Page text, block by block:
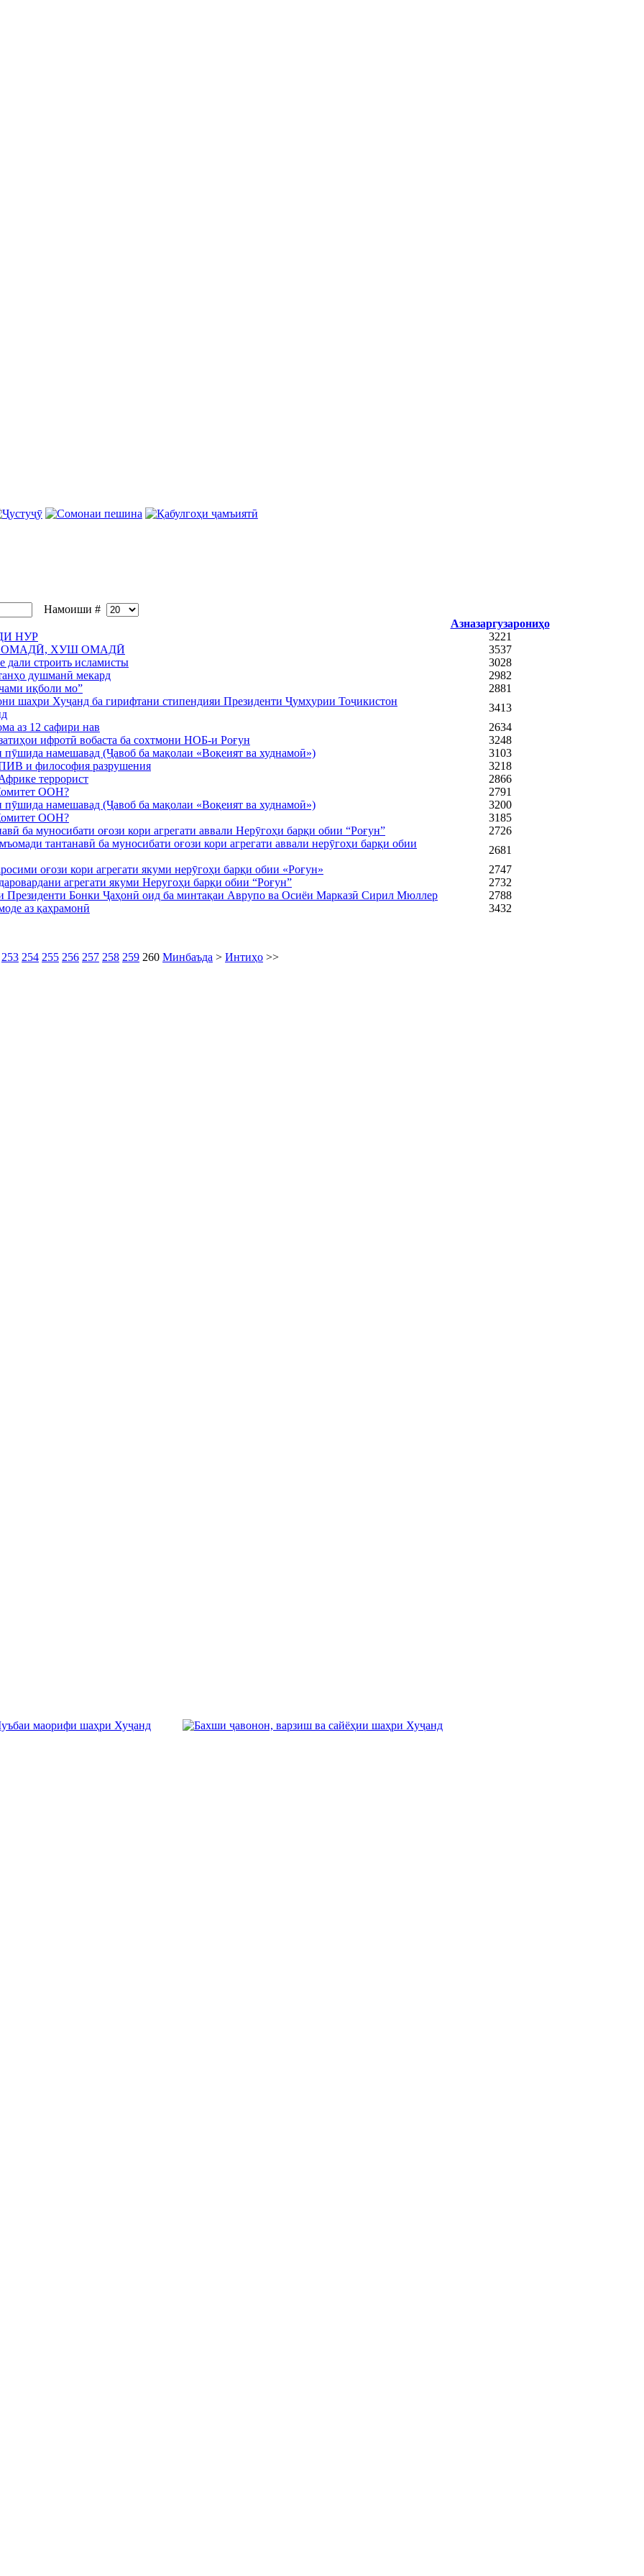
Намоиши #
Азназаргузарониҳо
НУР
3221
ХУШ ОМАДӢ
3537
строить исламисты
3028
душманӣ мекард
2982
иқболи мо”
2881
шаҳри Хуҷанд ба гирифтани стипендияи Президенти Ҷумҳурии Тоҷикистон
3413
аз 12 сафири нав
2634
ифротӣ вобаста ба сохтмони НОБ-и Роғун
3248
намешавад (Ҷавоб ба мақолаи «Воқеият ва худнамоӣ»)
3103
и философия разрушения
3218
террорист
2866
ООН?
2791
намешавад (Ҷавоб ба мақолаи «Воқеият ва худнамоӣ»)
3200
ООН?
3185
ба муносибати оғози кори агрегати аввали Нерӯгоҳи барқи обии “Роғун”
2726
тантанавӣ ба муносибати оғози кори агрегати аввали нерӯгоҳи барқи обии
2681
оғози кори агрегати якуми нерӯгоҳи барқи обии «Роғун»
2747
агрегати якуми Неругоҳи барқи обии “Роғун”
2732
Президенти Бонки Ҷаҳонӣ оид ба минтақаи Аврупо ва Осиёи Марказӣ Сирил Мюллер
2788
аз қаҳрамонӣ
3432
253 254 255 256 257 258 259 260 Минбаъда > Интиҳо >>